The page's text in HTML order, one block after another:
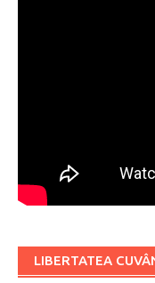
LIBERTATEA